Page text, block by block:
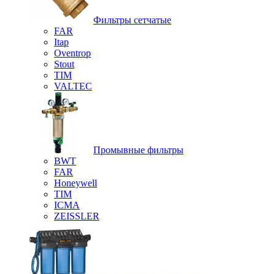
Фильтры сетчатые
FAR
Itap
Oventrop
Stout
TIM
VALTEC
Промывные фильтры
BWT
FAR
Honeywell
TIM
ICMA
ZEISSLER